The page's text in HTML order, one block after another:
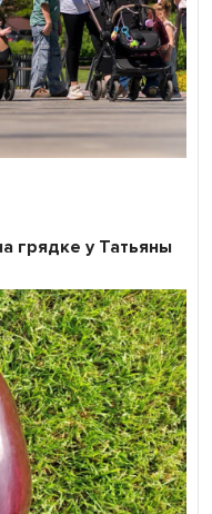
грядке у Татьяны